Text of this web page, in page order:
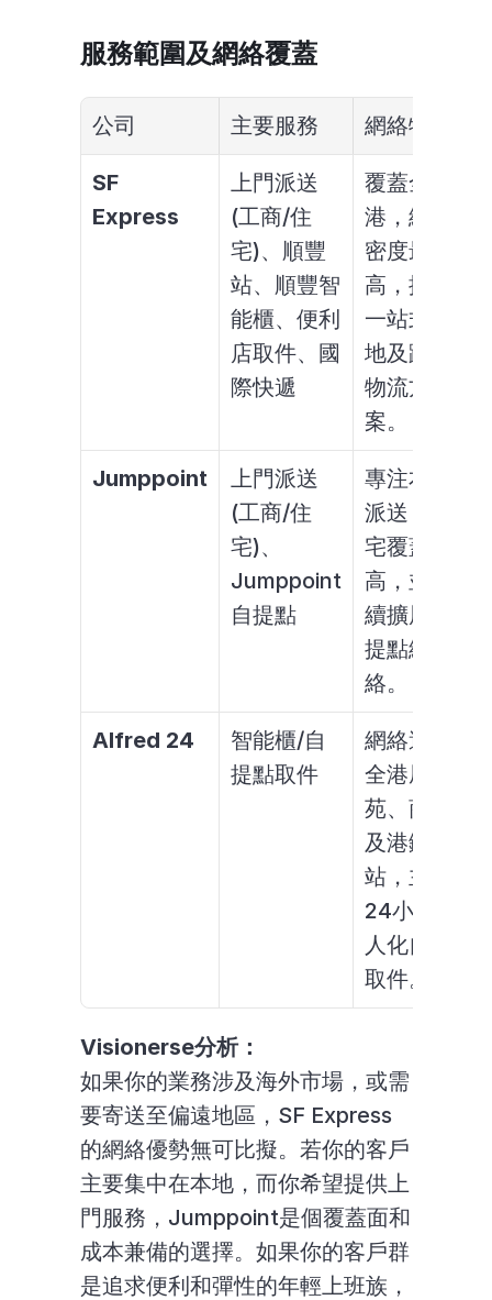
服務範圍及網絡覆蓋
公司 主要服務 網絡特點
SF
Express
上門派送
(工商/住
宅)、順豐
站、順豐智
能櫃、便利
店取件、國
際快遞
覆蓋全
港，網點
密度最
高，提供
一站式本
地及跨境
物流方
案。
Jumppoint
上門派送
(工商/住
宅)、
Jumppoint
自提點
專注本地
派送，住
宅覆蓋率
高，並持
續擴展自
提點網
絡。
Alfred 24
智能櫃/自
提點取件
網絡遍佈
全港屋
苑、商場
及港鐵
站，主打
24小時無
人化自助
取件。
Visionerse分析：
如果你的業務涉及海外市場，或需
要寄送至偏遠地區，SF Express
的網絡優勢無可比擬。若你的客戶
主要集中在本地，而你希望提供上
門服務，Jumppoint是個覆蓋面和
成本兼備的選擇。如果你的客戶群
是追求便利和彈性的年輕上班族，